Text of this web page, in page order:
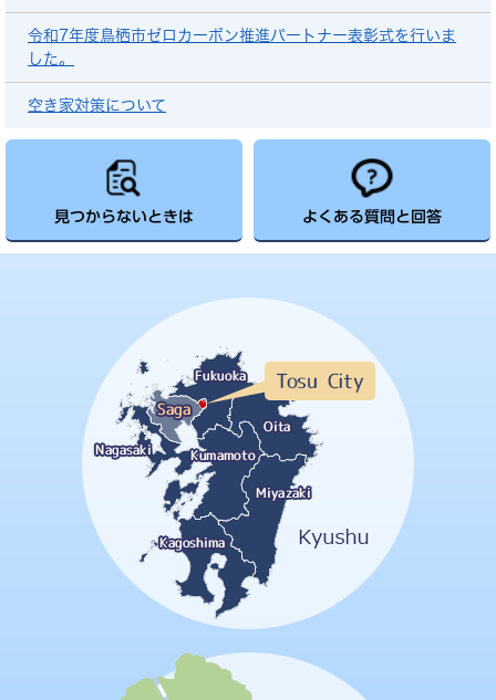
令和7年度鳥栖市ゼロカーボン推進パートナー表彰式を行いま
した。
空き家対策について
見つからないときは よくある質問と回答